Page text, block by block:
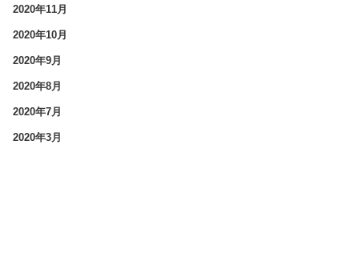
2020年11月
2020年10月
2020年9月
2020年8月
2020年7月
2020年3月